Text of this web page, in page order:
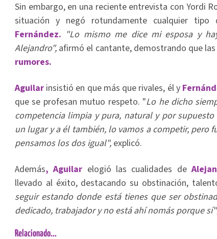
Sin embargo, en una reciente entrevista con Yordi
situación y negó rotundamente cualquier
Fernández. "Lo mismo me dice mi esposa y
Alejandro", afirmó el cantante, demostrando que
rumores.
Aguilar insistió en que más que rivales, él y
que se profesan mutuo respeto. "Lo he dicho
competencia limpia y pura, natural y por
un lugar y a él también, lo vamos a competir, pero
pensamos los dos igual", explicó.
Además, Aguilar elogió las cualidades de
llevado al éxito, destacando su obstinación,
seguir estando donde está tienes que ser
dedicado, trabajador y no está ahí nomás porque sí"
Relacionado...